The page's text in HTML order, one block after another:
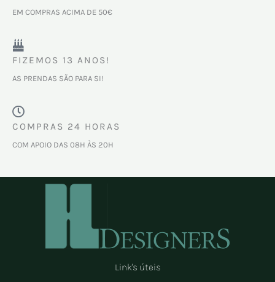
EM COMPRAS ACIMA DE 50€
FIZEMOS 13 ANOS!
AS PRENDAS SÃO PARA SI!
COMPRAS 24 HORAS
COM APOIO DAS 08H ÀS 20H
Link's úteis